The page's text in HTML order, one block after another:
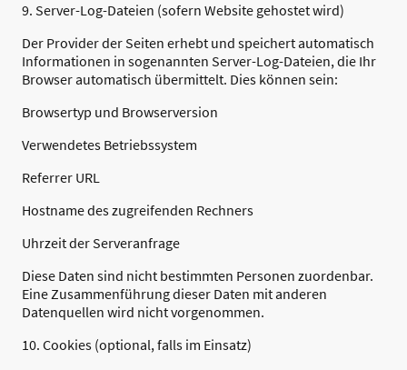
9. Server-Log-Dateien (sofern Website gehostet wird)
Der Provider der Seiten erhebt und speichert automatisch
Informationen in sogenannten Server-Log-Dateien, die Ihr
Browser automatisch übermittelt. Dies können sein:
Browsertyp und Browserversion
Verwendetes Betriebssystem
Referrer URL
Hostname des zugreifenden Rechners
Uhrzeit der Serveranfrage
Diese Daten sind nicht bestimmten Personen zuordenbar.
Eine Zusammenführung dieser Daten mit anderen
Datenquellen wird nicht vorgenommen.
10. Cookies (optional, falls im Einsatz)